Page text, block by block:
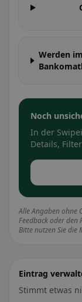
Werden
Noch
In der
Details,
Alle Angaben ohne
Feedback oder den
Bitte nutzen Sie die
Eintrag
Stimmt etwas